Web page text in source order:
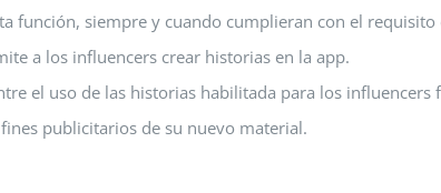
función, siempre y cuando cumplieran con el
a los influencers crear historias en la app.
el uso de las historias habilitada para los
publicitarios de su nuevo material.